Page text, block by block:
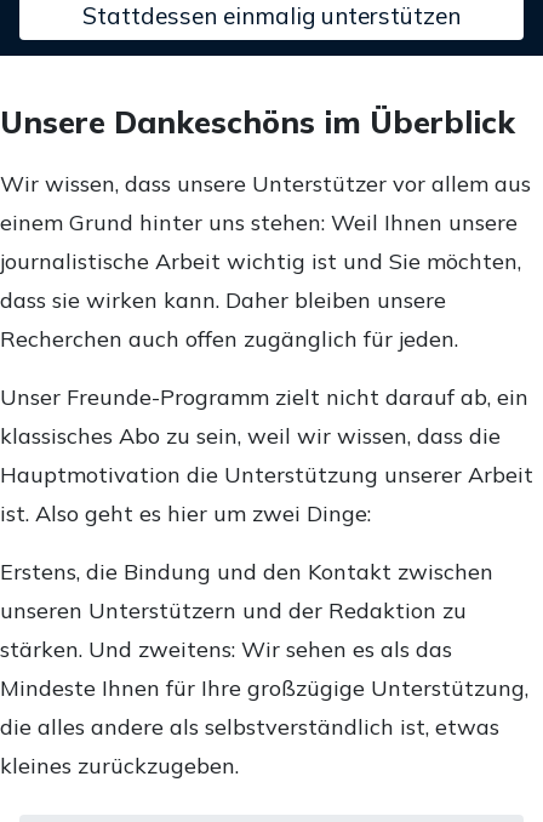
Stattdessen einmalig unterstützen
Unsere Dankeschöns im Überblick
Wir wissen, dass unsere Unterstützer vor allem aus
einem Grund hinter uns stehen: Weil Ihnen unsere
journalistische Arbeit wichtig ist und Sie möchten,
dass sie wirken kann. Daher bleiben unsere
Recherchen auch offen zugänglich für jeden.
Unser Freunde-Programm zielt nicht darauf ab, ein
klassisches Abo zu sein, weil wir wissen, dass die
Hauptmotivation die Unterstützung unserer Arbeit
ist. Also geht es hier um zwei Dinge:
Erstens, die Bindung und den Kontakt zwischen
unseren Unterstützern und der Redaktion zu
stärken. Und zweitens: Wir sehen es als das
Mindeste Ihnen für Ihre großzügige Unterstützung,
die alles andere als selbstverständlich ist, etwas
kleines zurückzugeben.